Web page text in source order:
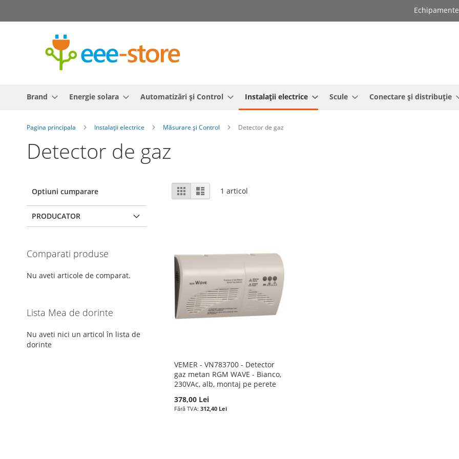
la
Brand Energie solara Automatizări și Control Instalații electrice Scule Conectare și distribuție
Pagina principala Instalații electrice Măsurare și Control Detector de gaz
Detector de gaz
Vizualizare
ca
Grila Lista 1 articol
VEMER - VN783700 - Detector
gaz metan RGM WAVE - Bianco,
230VAc, alb, montaj pe perete
378,00 Lei
312,40 Lei
Optiuni cumparare
PRODUCATOR
Comparati produse
Nu aveti articole de comparat.
Lista Mea de dorinte
Nu aveti nici un articol în lista de
dorinte